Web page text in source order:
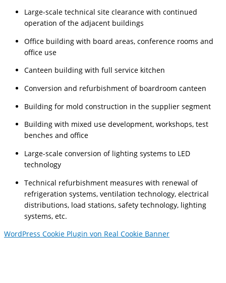
Large-scale technical site clearance with continued
operation of the adjacent buildings
Office building with board areas, conference rooms and
office use
Canteen building with full service kitchen
Conversion and refurbishment of boardroom canteen
Building for mold construction in the supplier segment
Building with mixed use development, workshops, test
benches and office
Large-scale conversion of lighting systems to LED
technology
Technical refurbishment measures with renewal of
refrigeration systems, ventilation technology, electrical
distributions, load stations, safety technology, lighting
systems, etc.
WordPress Cookie Plugin von Real Cookie Banner